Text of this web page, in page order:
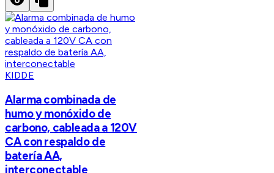
KIDDE
Alarma combinada de
humo y monóxido de
carbono, cableada a 120V
CA con respaldo de
batería AA,
interconectable